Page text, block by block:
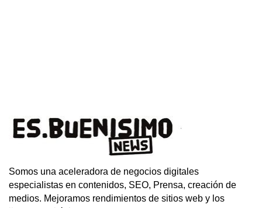
Somos una aceleradora de negocios digitales
especialistas en contenidos, SEO, Prensa, creación de
medios. Mejoramos rendimientos de sitios web y los